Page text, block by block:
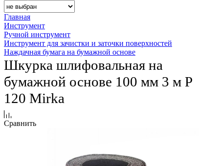
Главная
Инструмент
Ручной инструмент
Инструмент для зачистки и заточки поверхностей
Наждачная бумага на бумажной основе
Шкурка шлифовальная на
бумажной основе 100 мм 3 м P
120 Mirka
Сравнить